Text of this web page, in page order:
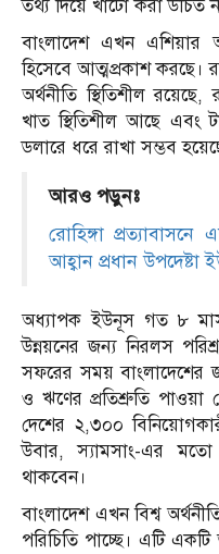
তথ্য দিয়ে খাটো করা উচিত
বাংলাদেশ এখন এশিয়ার
হিসেবে আত্মপ্রকাশ করছে।
অর্থনীতি স্থিতিশীল রয়েছে,
খাত স্থিতিশীল আছে এবং
ডলারে ধরে রাখা সম্ভব
আরও পড়ুনঃ
রোহিঙ্গা
আহ্বান প্রধান উপদেষ্টা
অধ্যাপক ইউনূস গত ৮ মাস
উন্নয়নের জন্য নিরলস
সফরের সময় বাংলাদেশের
ও ঋণের প্রতিশ্রুতি পাওয়া
দেশের ২,৩০০
উবার, স্যামসাং-এর মতো
থাকবেন।
বাংলাদেশ এখন বিশ্ব
পরিচিতি পাচ্ছে। এটি